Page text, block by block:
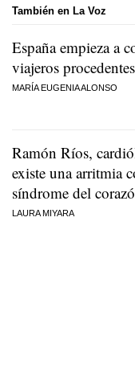
También en La Voz
España empieza a
viajeros
MARÍA EUGENIA ALONSO
Ramón Ríos,
existe una arritmia
síndrome del
LAURA MIYARA